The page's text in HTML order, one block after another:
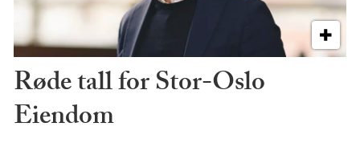
Røde tall for Stor-Oslo
Eiendom